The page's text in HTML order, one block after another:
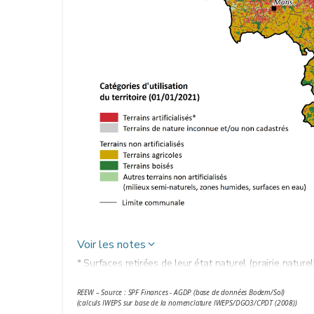
Voir les notes
* Surfaces retirées de leur état naturel (prairie
également les espaces artificialisés non bâtis
REEW – Source : SPF Finances - AGDP (base de données Bodem/Sol)
(calculs IWEPS sur base de la nomenclature IWEPS/DGO3/CPDT (2008))